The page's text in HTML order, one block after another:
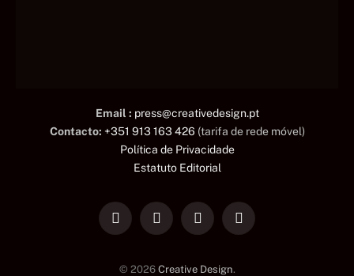
Email : press@creativedesign.pt
Contacto: +351 913 163 426 (tarifa de rede móvel)
Política de Privacidade
Estatuto Editorial
LinkedInFacebookInstagramTikTok
© 2026 Creative Design.